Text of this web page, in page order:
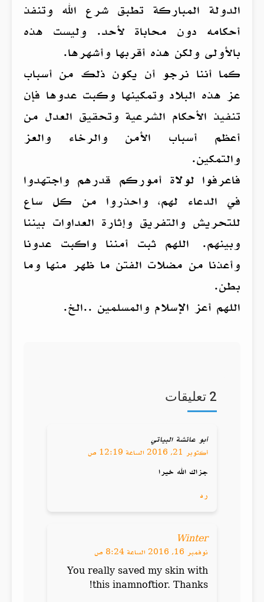
الدولة المباركة تطبق شرع الله وتنفذ
أحكامه دون محاباة لأحد. وليست هذه
بالأولى ولكن هذه أقربها وأشهرها.
كما أننا نرجو أن يكون ذلك من أسباب
عز هذه البلاد وتمكينها وكبت عدوها فإن
تنفيذ الأحكام الشرعية وتحقيق العدل من
أعظم أسباب الأمن والرخاء والعز
والتمكين.
فاعرفوا لولاة أموركم قدرهم واجتهدوا
في الدعاء لهم، واحذروا من كل ساع
للتحريش والتفريق وإثارة العداوات بيننا
وبينهم. اللهم ثبت أمننا واكبت عدونا
وأعذنا من مضلات الفتن ما ظهر منها وما
بطن.
اللهم أعز الإسلام والمسلمين ..الخ.
2 تعليقات
أبو عائشة البياتي
أكتوبر 21, 2016 الساعة 12:19 ص
جزاك الله خيرا
رد
Winter
نوفمبر 16, 2016 الساعة 8:24 ص
You really saved my skin with
this inamnoftior. Thanks!